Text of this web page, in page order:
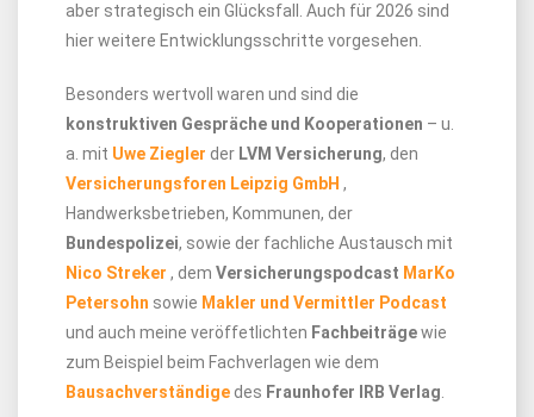
aber strategisch ein Glücksfall. Auch für 2026 sind
hier weitere Entwicklungsschritte vorgesehen.
Besonders wertvoll waren und sind die
konstruktiven Gespräche und Kooperationen – u.
a. mit Uwe Ziegler der LVM Versicherung, den
Versicherungsforen Leipzig GmbH ,
Handwerksbetrieben, Kommunen, der
Bundespolizei, sowie der fachliche Austausch mit
Nico Streker , dem Versicherungspodcast MarKo
Petersohn sowie Makler und Vermittler Podcast
und auch meine veröffetlichten Fachbeiträgewie
zum Beispiel beim Fachverlagen wie dem
Bausachverständige des Fraunhofer IRB Verlag